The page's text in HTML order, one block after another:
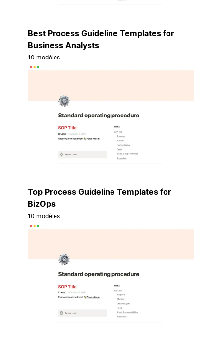
Best Process Guideline Templates for
Business Analysts
10 modèles
Top Process Guideline Templates for
BizOps
10 modèles